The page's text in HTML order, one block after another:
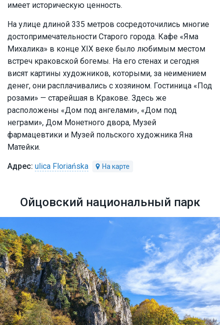
имеет историческую ценность.
На улице длиной 335 метров сосредоточились многие
достопримечательности Старого города. Кафе «Яма
Михалика» в конце XIX веке было любимым местом
встреч краковской богемы. На его стенах и сегодня
висят картины художников, которыми, за неимением
денег, они расплачивались с хозяином. Гостиница «Под
розами» — старейшая в Кракове. Здесь же
расположены «Дом под ангелами», «Дом под
неграми», Дом Монетного двора, Музей
фармацевтики и Музей польского художника Яна
Матейки.
ulica Floriańska
Ойцовский национальный парк